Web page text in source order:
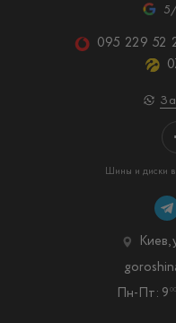
095 229 52
Шины и диски
Киев,
Пн-Пт: 9 00